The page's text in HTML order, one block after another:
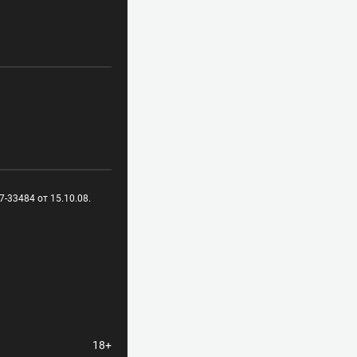
33484 от 15.10.08.
18+